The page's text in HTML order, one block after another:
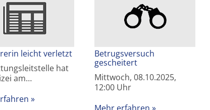
leicht verletzt
hat
am…
Betrugsversuch
gescheitert
Mittwoch, 08.10.2025,
12:00 Uhr
Mehr erfahren